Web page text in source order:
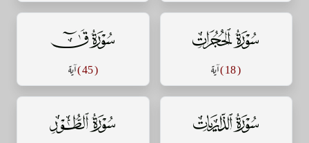
سورة الحجرات
( 18 ) آية
سورة ق
( 45 ) آية
سورة الذاريات سورة الطور